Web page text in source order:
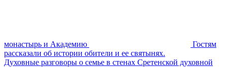
монастырь и Академию
Гостям
рассказали об истории обители и ее святынях.
Духовные разговоры о семье в стенах Сретенской духовной